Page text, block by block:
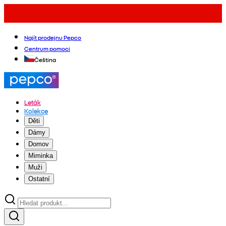
Najít prodejnu Pepco
Centrum pomoci
Čeština
Leták
Kolekce
Děti
Dámy
Domov
Miminka
Muži
Ostatní